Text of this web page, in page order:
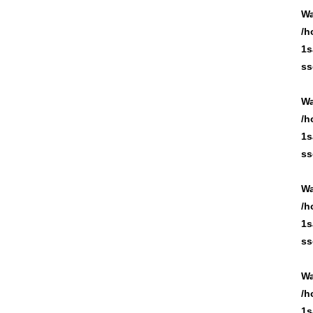
/
/
/
/